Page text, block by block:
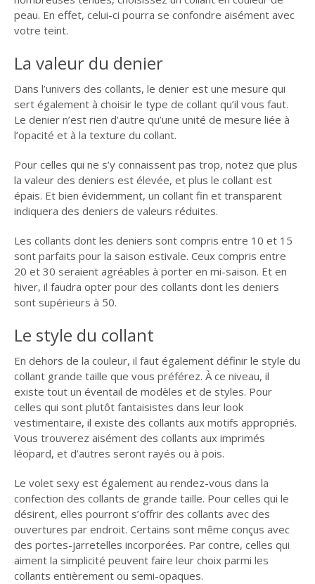
peau. En effet, celui-ci pourra se confondre aisément avec
votre teint.
La valeur du denier
Dans l’univers des collants, le denier est une mesure qui
sert également à choisir le type de collant qu’il vous faut.
Le denier n’est rien d’autre qu’une unité de mesure liée à
l’opacité et à la texture du collant.
Pour celles qui ne s’y connaissent pas trop, notez que plus
la valeur des deniers est élevée, et plus le collant est
épais. Et bien évidemment, un collant fin et transparent
indiquera des deniers de valeurs réduites.
Les collants dont les deniers sont compris entre 10 et 15
sont parfaits pour la saison estivale. Ceux compris entre
20 et 30 seraient agréables à porter en mi-saison. Et en
hiver, il faudra opter pour des collants dont les deniers
sont supérieurs à 50.
Le style du collant
En dehors de la couleur, il faut également définir le style du
collant grande taille que vous préférez. À ce niveau, il
existe tout un éventail de modèles et de styles. Pour
celles qui sont plutôt fantaisistes dans leur look
vestimentaire, il existe des collants aux motifs appropriés.
Vous trouverez aisément des collants aux imprimés
léopard, et d’autres seront rayés ou à pois.
Le volet sexy est également au rendez-vous dans la
confection des collants de grande taille. Pour celles qui le
désirent, elles pourront s’offrir des collants avec des
ouvertures par endroit. Certains sont même conçus avec
des portes-jarretelles incorporées. Par contre, celles qui
aiment la simplicité peuvent faire leur choix parmi les
collants entièrement ou semi-opaques.